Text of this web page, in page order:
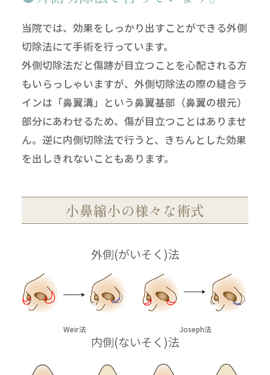
当院では、効果をしっかり出すことができる外側
切除法にて手術を行っています。
外側切除法だと傷跡が目立つことを心配される方
もいらっしゃいますが、外側切除法の際の縫合ラ
インは「鼻翼溝」という鼻翼基部（鼻翼の根元）
部分にあわせるため、傷が目立つことはありませ
ん。逆に内側切除法で行うと、きちんとした効果
を出しきれないこともあります。
小鼻縮小の様々な術式
外側(がいそく)法
Weir法 Joseph法
内側(ないそく)法